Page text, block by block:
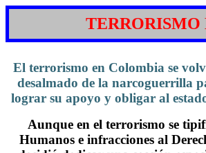
El terrorismo en Colombia se
desalmado de la narcoguerrilla
lograr su apoyo y obligar al
Aunque en el terrorismo se
Humanos e infracciones al